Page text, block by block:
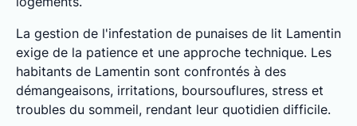
La gestion de l'infestation de punaises de lit Lamentin
exige de la patience et une approche technique. Les
habitants de Lamentin sont confrontés à des
démangeaisons, irritations, boursouflures, stress et
troubles du sommeil, rendant leur quotidien difficile.